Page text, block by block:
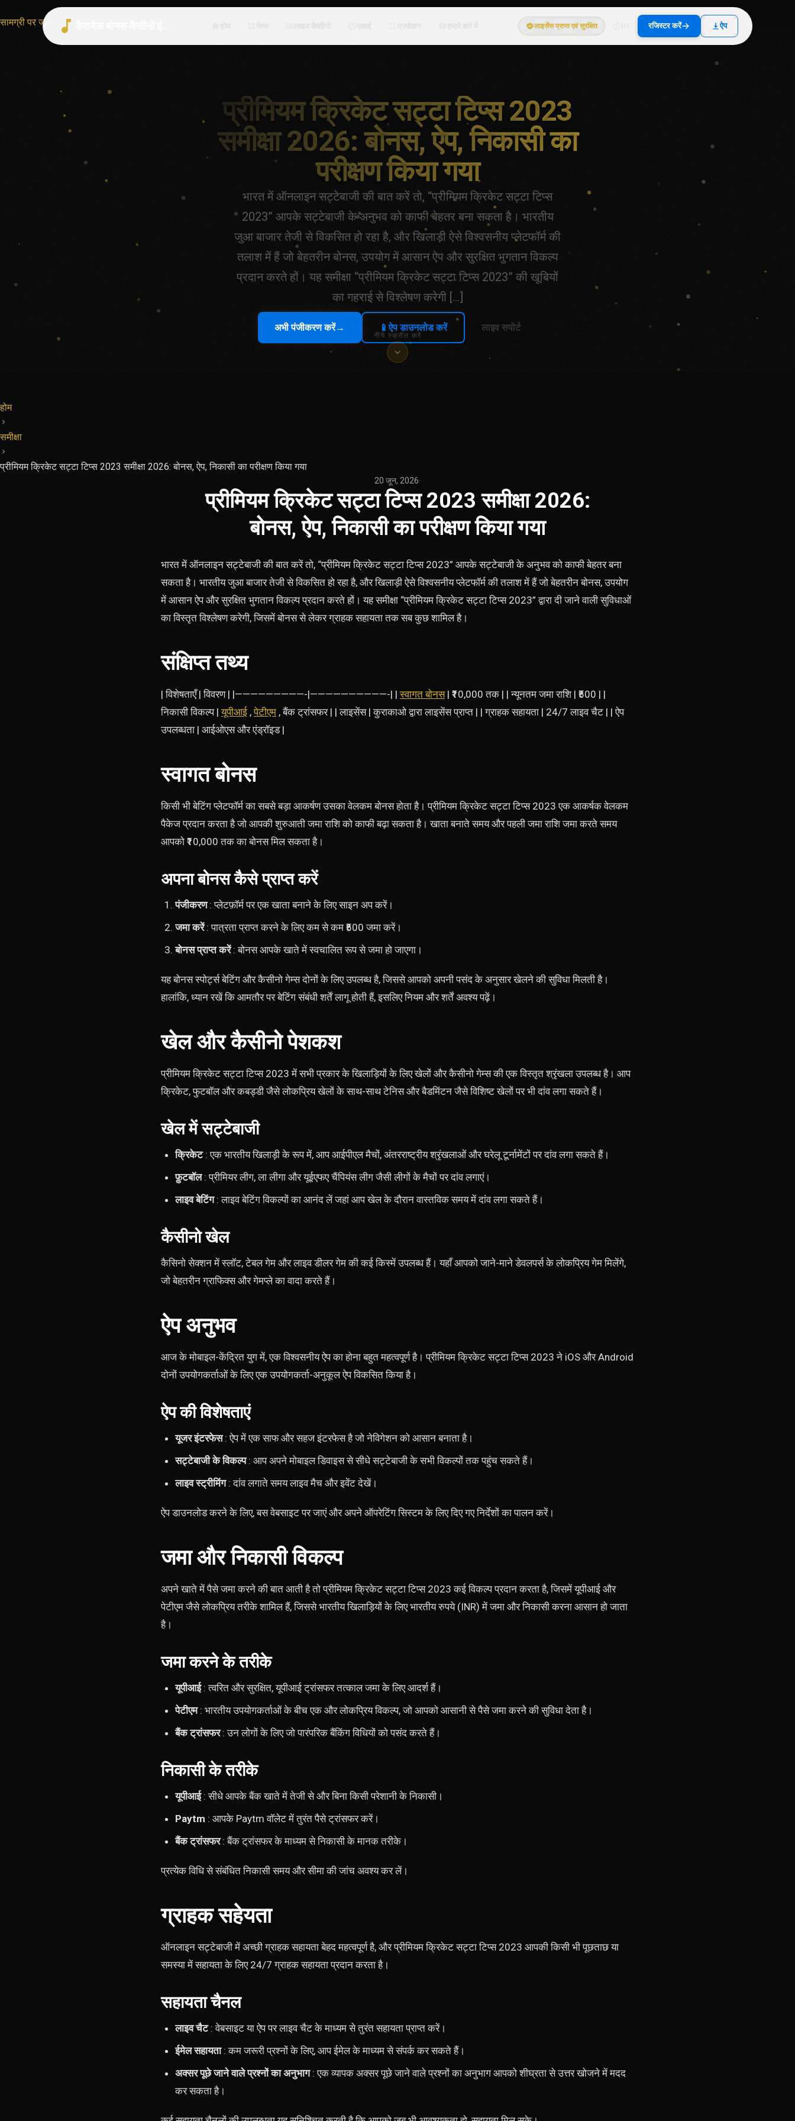
सामग्री पर जाएं लाइसेंस प्राप्त एवं सुरक्षित रजिस्टर करें ऐप
प्रीमियम क्रिकेट सट्टा टिप्स 2023
समीक्षा 2026: बोनस, ऐप, निकासी का
परीक्षण किया गया
भारत में ऑनलाइन सट्टेबाजी की बात करें तो, “प्रीमियम क्रिकेट सट्टा टिप्स
2023” आपके सट्टेबाजी के अनुभव को काफी बेहतर बना सकता है। भारतीय
जुआ बाजार तेजी से विकसित हो रहा है, और खिलाड़ी ऐसे विश्वसनीय प्लेटफॉर्म की
तलाश में हैं जो बेहतरीन बोनस, उपयोग में आसान ऐप और सुरक्षित भुगतान विकल्प
प्रदान करते हों। यह समीक्षा “प्रीमियम क्रिकेट सट्टा टिप्स 2023” की खूबियों
का गहराई से विश्लेषण करेगी […]
अभी पंजीकरण करें→ 📱ऐप डाउनलोड करें लाइव सपोर्ट
नीचे स्क्रॉल करें
होम
समीक्षा
प्रीमियम क्रिकेट सट्टा टिप्स 2023 समीक्षा 2026: बोनस, ऐप, निकासी का परीक्षण किया गया
20 जून, 2026·
प्रीमियम क्रिकेट सट्टा टिप्स 2023 समीक्षा 2026:
बोनस, ऐप, निकासी का परीक्षण किया गया
भारत में ऑनलाइन सट्टेबाजी की बात करें तो, “प्रीमियम क्रिकेट सट्टा टिप्स 2023” आपके सट्टेबाजी के अनुभव को काफी बेहतर बना
सकता है। भारतीय जुआ बाजार तेजी से विकसित हो रहा है, और खिलाड़ी ऐसे विश्वसनीय प्लेटफॉर्म की तलाश में हैं जो बेहतरीन बोनस, उपयोग
में आसान ऐप और सुरक्षित भुगतान विकल्प प्रदान करते हों। यह समीक्षा “प्रीमियम क्रिकेट सट्टा टिप्स 2023” द्वारा दी जाने वाली सुविधाओं
का विस्तृत विश्लेषण करेगी, जिसमें बोनस से लेकर ग्राहक सहायता तक सब कुछ शामिल है।
संक्षिप्त तथ्य
| विशेषताएँ | विवरण | |—————————-|——————————-| |स्वागत बोनस| ₹10,000 तक | | न्यूनतम जमा राशि | ₹500 | |
निकासी विकल्प |यूपीआई ,पेटीएम , बैंक ट्रांसफर | | लाइसेंस | कुराकाओ द्वारा लाइसेंस प्राप्त | | ग्राहक सहायता | 24/7 लाइव चैट | | ऐप
उपलब्धता | आईओएस और एंड्रॉइड |
स्वागत बोनस
किसी भी बेटिंग प्लेटफॉर्म का सबसे बड़ा आकर्षण उसका वेलकम बोनस होता है। प्रीमियम क्रिकेट सट्टा टिप्स 2023 एक आकर्षक वेलकम
पैकेज प्रदान करता है जो आपकी शुरुआती जमा राशि को काफी बढ़ा सकता है। खाता बनाते समय और पहली जमा राशि जमा करते समय
आपको ₹10,000 तक का बोनस मिल सकता है।
अपना बोनस कैसे प्राप्त करें
पंजीकरण: प्लेटफ़ॉर्म पर एक खाता बनाने के लिए साइन अप करें।
जमा करें: पात्रता प्राप्त करने के लिए कम से कम ₹500 जमा करें।
बोनस प्राप्त करें: बोनस आपके खाते में स्वचालित रूप से जमा हो जाएगा।
यह बोनस स्पोर्ट्स बेटिंग और कैसीनो गेम्स दोनों के लिए उपलब्ध है, जिससे आपको अपनी पसंद के अनुसार खेलने की सुविधा मिलती है।
हालांकि, ध्यान रखें कि आमतौर पर बेटिंग संबंधी शर्तें लागू होती हैं, इसलिए नियम और शर्तें अवश्य पढ़ें।
खेल और कैसीनो पेशकश
प्रीमियम क्रिकेट सट्टा टिप्स 2023 में सभी प्रकार के खिलाड़ियों के लिए खेलों और कैसीनो गेम्स की एक विस्तृत श्रृंखला उपलब्ध है। आप
क्रिकेट, फुटबॉल और कबड्डी जैसे लोकप्रिय खेलों के साथ-साथ टेनिस और बैडमिंटन जैसे विशिष्ट खेलों पर भी दांव लगा सकते हैं।
खेल में सट्टेबाजी
क्रिकेट: एक भारतीय खिलाड़ी के रूप में, आप आईपीएल मैचों, अंतरराष्ट्रीय श्रृंखलाओं और घरेलू टूर्नामेंटों पर दांव लगा सकते हैं।
फ़ुटबॉल: प्रीमियर लीग, ला लीगा और यूईएफए चैंपियंस लीग जैसी लीगों के मैचों पर दांव लगाएं।
लाइव बेटिंग: लाइव बेटिंग विकल्पों का आनंद लें जहां आप खेल के दौरान वास्तविक समय में दांव लगा सकते हैं।
कैसीनो खेल
कैसिनो सेक्शन में स्लॉट, टेबल गेम और लाइव डीलर गेम की कई किस्में उपलब्ध हैं। यहाँ आपको जाने-माने डेवलपर्स के लोकप्रिय गेम मिलेंगे,
जो बेहतरीन ग्राफिक्स और गेमप्ले का वादा करते हैं।
ऐप अनुभव
आज के मोबाइल-केंद्रित युग में, एक विश्वसनीय ऐप का होना बहुत महत्वपूर्ण है। प्रीमियम क्रिकेट सट्टा टिप्स 2023 ने iOS और Android
दोनों उपयोगकर्ताओं के लिए एक उपयोगकर्ता-अनुकूल ऐप विकसित किया है।
ऐप की विशेषताएं
यूजर इंटरफेस: ऐप में एक साफ और सहज इंटरफेस है जो नेविगेशन को आसान बनाता है।
सट्टेबाजी के विकल्प: आप अपने मोबाइल डिवाइस से सीधे सट्टेबाजी के सभी विकल्पों तक पहुंच सकते हैं।
लाइव स्ट्रीमिंग: दांव लगाते समय लाइव मैच और इवेंट देखें।
ऐप डाउनलोड करने के लिए, बस वेबसाइट पर जाएं और अपने ऑपरेटिंग सिस्टम के लिए दिए गए निर्देशों का पालन करें।
जमा और निकासी विकल्प
अपने खाते में पैसे जमा करने की बात आती है तो प्रीमियम क्रिकेट सट्टा टिप्स 2023 कई विकल्प प्रदान करता है, जिसमें यूपीआई और
पेटीएम जैसे लोकप्रिय तरीके शामिल हैं, जिससे भारतीय खिलाड़ियों के लिए भारतीय रुपये (INR) में जमा और निकासी करना आसान हो जाता
है।
जमा करने के तरीके
यूपीआई: त्वरित और सुरक्षित, यूपीआई ट्रांसफर तत्काल जमा के लिए आदर्श हैं।
पेटीएम: भारतीय उपयोगकर्ताओं के बीच एक और लोकप्रिय विकल्प, जो आपको आसानी से पैसे जमा करने की सुविधा देता है।
बैंक ट्रांसफर: उन लोगों के लिए जो पारंपरिक बैंकिंग विधियों को पसंद करते हैं।
निकासी के तरीके
यूपीआई: सीधे आपके बैंक खाते में तेजी से और बिना किसी परेशानी के निकासी।
Paytm : आपके Paytm वॉलेट में तुरंत पैसे ट्रांसफर करें।
बैंक ट्रांसफर: बैंक ट्रांसफर के माध्यम से निकासी के मानक तरीके।
प्रत्येक विधि से संबंधित निकासी समय और सीमा की जांच अवश्य कर लें।
ग्राहक सहेयता
ऑनलाइन सट्टेबाजी में अच्छी ग्राहक सहायता बेहद महत्वपूर्ण है, और प्रीमियम क्रिकेट सट्टा टिप्स 2023 आपकी किसी भी पूछताछ या
समस्या में सहायता के लिए 24/7 ग्राहक सहायता प्रदान करता है।
सहायता चैनल
लाइव चैट: वेबसाइट या ऐप पर लाइव चैट के माध्यम से तुरंत सहायता प्राप्त करें।
ईमेल सहायता: कम जरूरी प्रश्नों के लिए, आप ईमेल के माध्यम से संपर्क कर सकते हैं।
अक्सर पूछे जाने वाले प्रश्नों का अनुभाग: एक व्यापक अक्सर पूछे जाने वाले प्रश्नों का अनुभाग आपको शीघ्रता से उत्तर खोजने में मदद
कर सकता है।